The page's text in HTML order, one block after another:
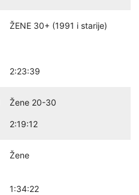
ŽENE 30+ (1991 i starije)
2:23:39
Žene 20-30
2:19:12
Žene
1:34:22